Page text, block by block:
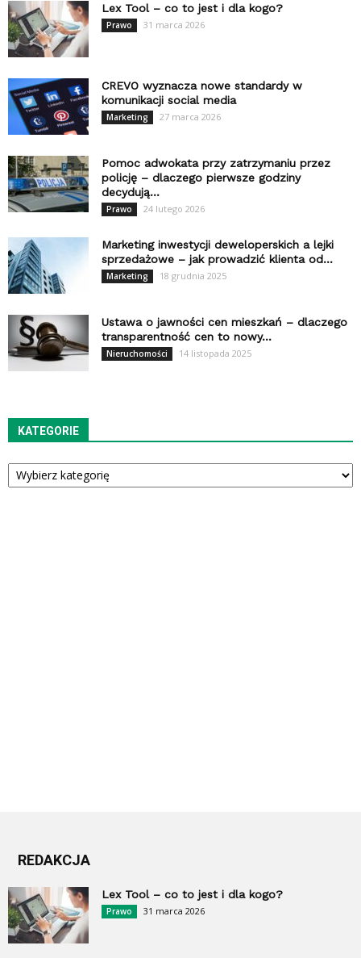
Lex Tool – co to jest i dla kogo?
Prawo 31 marca 2026
CREVO wyznacza nowe standardy w
komunikacji social media
Marketing 27 marca 2026
Pomoc adwokata przy zatrzymaniu przez
policję – dlaczego pierwsze godziny
decydują...
Prawo 24 lutego 2026
Marketing inwestycji deweloperskich a lejki
sprzedażowe – jak prowadzić klienta od...
Marketing 18 grudnia 2025
Ustawa o jawności cen mieszkań – dlaczego
transparentność cen to nowy...
Nieruchomości 14 listopada 2025
KATEGORIE
Kategorie
REDAKCJA
Lex Tool – co to jest i dla kogo?
Prawo 31 marca 2026